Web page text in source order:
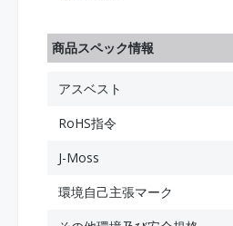
商品スペック情報
アスベスト
RoHS指令
J-Moss
環境自己主張マーク